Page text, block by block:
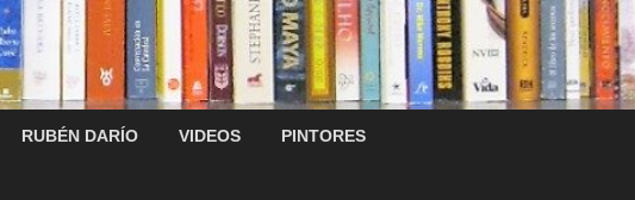
RUBÉN DARÍO VIDEOS PINTORES